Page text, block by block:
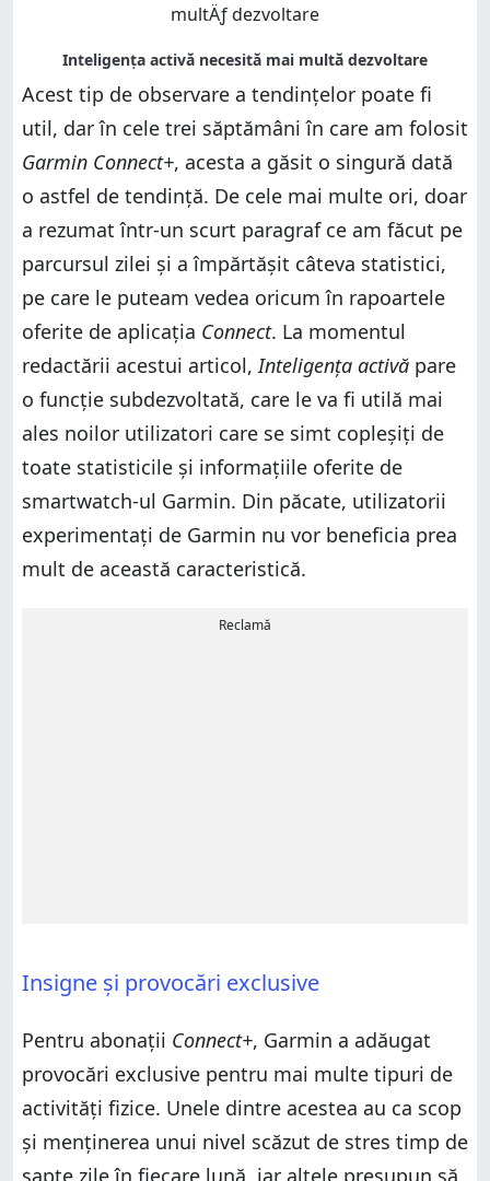
Acest tip de observare a tendințelor poate fi
util, dar în cele trei săptămâni în care am folosit
Garmin Connect+, acesta a găsit o singură dată
o astfel de tendință. De cele mai multe ori, doar
a rezumat într-un scurt paragraf ce am făcut pe
parcursul zilei și a împărtășit câteva statistici,
pe care le puteam vedea oricum în rapoartele
oferite de aplicația Connect. La momentul
redactării acestui articol,Inteligența activă pare
o funcție subdezvoltată, care le va fi utilă mai
ales noilor utilizatori care se simt copleșiți de
toate statisticile și informațiile oferite de
smartwatch-ul Garmin. Din păcate, utilizatorii
experimentați de Garmin nu vor beneficia prea
mult de această caracteristică.
Reclamă
Insigne și provocări exclusive
Pentru abonații Connect+, Garmin a adăugat
provocări exclusive pentru mai multe tipuri de
activități fizice. Unele dintre acestea au ca scop
și menținerea unui nivel scăzut de stres timp de